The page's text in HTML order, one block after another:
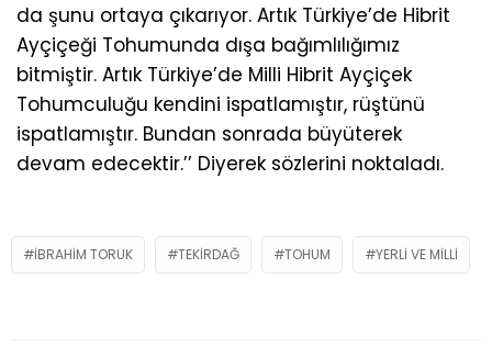
da şunu ortaya çıkarıyor. Artık Türkiye’de Hibrit
Ayçiçeği Tohumunda dışa bağımlılığımız
bitmiştir. Artık Türkiye’de Milli Hibrit Ayçiçek
Tohumculuğu kendini ispatlamıştır, rüştünü
ispatlamıştır. Bundan sonrada büyüterek
devam edecektir.’’ Diyerek sözlerini noktaladı.
IBRAHIM TORUK TEKIRDAĞ TOHUM YERLI VE MILLI